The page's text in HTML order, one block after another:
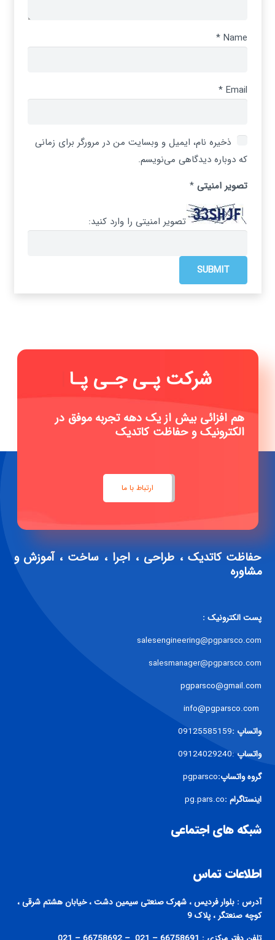
Name
*
Email
*
ذخیره نام، ایمیل و وبسایت من در مرورگر برای زمانی
که دوباره دیدگاهی می‌نویسم.
تصویر امنیتی *
تصویر امنیتی را وارد کنید:
شرکت پـی|
هم افزائی بیش از یک دهه تجربه موفق در
الکترونیک و حفاظت کاتدیک
ارتباط با ما
حفاظت کاتدیک ، طراحی ، اجرا ، ساخت ، آموزش و
مشاوره
پست الکترونیک :
salesengineering@pgparsco.com
salesmanager@pgparsco.com
pgparsco@gmail.com
واتساپ :09125585159
واتساپ :09124029240
گروه واتساپ:pgparsco
اینستاگرام :pg.pars.co
شبکه های اجتماعی
اطلاعات تماس
آدرس : بلوار فردیس ، شهرک صنعتی سیمین دشت ، خیابان هشتم شرقی ،
کوچه صنعتگر ، پلاک 9